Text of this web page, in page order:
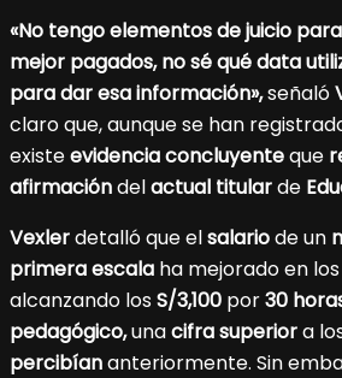
«No tengo elementos de juicio
mejor pagados, no sé qué data
para dar esa información»,señaló
claro que, aunque se han
existeevidencia concluyenteque
afirmacióndelactual titularde
Vexlerdetalló que elsalariode un
primera escala ha mejorado en los
alcanzando losS/3,100 por30
pedagógico,unacifra superiora
percibíananteriormente. Sin